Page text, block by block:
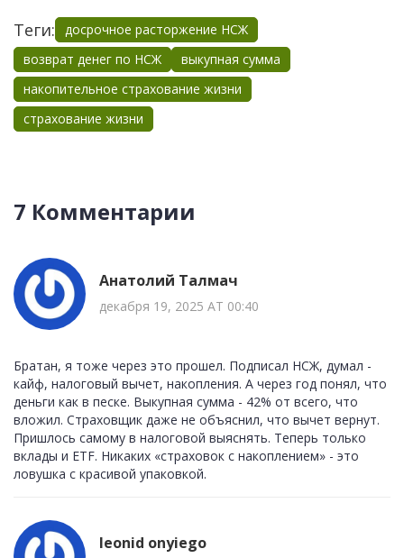
Теги:
досрочное расторжение НСЖ
возврат денег по НСЖ
выкупная сумма
накопительное страхование жизни
страхование жизни
7 Комментарии
Анатолий Талмач
декабря 19, 2025 AT 00:40
Братан, я тоже через это прошел. Подписал НСЖ, думал -
кайф, налоговый вычет, накопления. А через год понял, что
деньги как в песке. Выкупная сумма - 42% от всего, что
вложил. Страховщик даже не объяснил, что вычет вернут.
Пришлось самому в налоговой выяснять. Теперь только
вклады и ETF. Никаких «страховок с накоплением» - это
ловушка с красивой упаковкой.
leonid onyiego